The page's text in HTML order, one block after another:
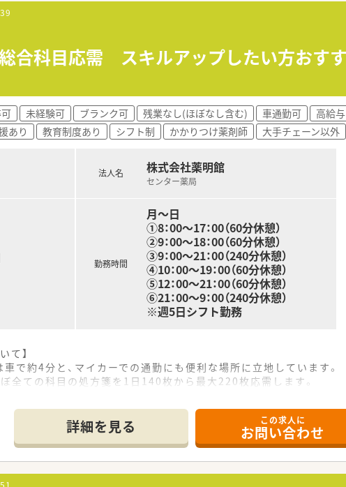
】
、長期的なキャリアを築いていくことができます。
医療への貢献を実感できるキャリアです。
、より深い知識やスキルを学ぶことができます。
合科目応需 スキルアップしたい方おす
未経験可 ブランク可 残業なし(ほぼなし含む) 車通勤可
高給
あり 教育制度あり シフト制 かかりつけ薬剤師 大手チェーン以外
法人名 株式会社薬明館
センター薬局
勤務時間
月～日
①8：00～17：00（60分休憩）
②9：00～18：00（60分休憩）
③9：00～21：00（240分休憩）
④10：00～19：00（60分休憩）
⑤12：00～21：00（60分休憩）
⑥21：00～9：00（240分休憩）
※週5日シフト勤務
て】
で約4分と、マイカーでの通勤にも便利な場所に立地しています。
全ての科目の処方箋を1日140枚から最大220枚応需します。
集となり、共に地域医療を支えていただける意欲のある方を求め
で、幅広い知識とスキルを習得したいという向上心のある方。
て、周囲と協調しながら円滑に業務を進められる方を歓迎します。
詳細を見る この求人に
お問い合わせ